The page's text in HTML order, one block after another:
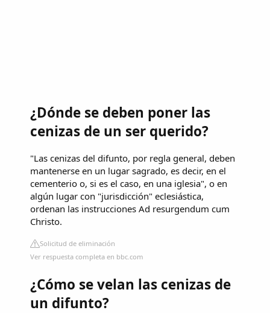
¿Dónde se deben poner las
cenizas de un ser querido?
"Las cenizas del difunto, por regla general, deben
mantenerse en un lugar sagrado, es decir, en el
cementerio o, si es el caso, en una iglesia", o en
algún lugar con "jurisdicción" eclesiástica,
ordenan las instrucciones Ad resurgendum cum
Christo.
Solicitud de eliminación
Ver respuesta completa en bbc.com
¿Cómo se velan las cenizas de
un difunto?